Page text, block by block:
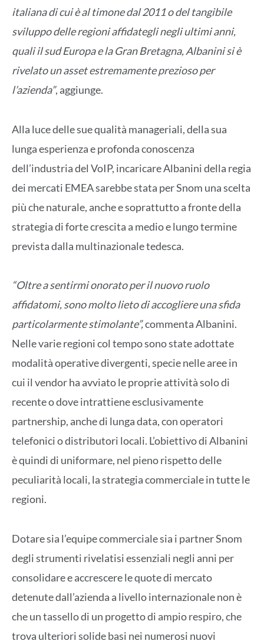
italiana di cui è al timone dal 2011 o del tangibile
sviluppo delle regioni affidategli negli ultimi anni,
quali il sud Europa e la Gran Bretagna, Albanini si è
rivelato un asset estremamente prezioso per
l’azienda”, aggiunge.
Alla luce delle sue qualità manageriali, della sua
lunga esperienza e profonda conoscenza
dell’industria del VoIP, incaricare Albanini della regia
dei mercati EMEA sarebbe stata per Snom una scelta
più che naturale, anche e soprattutto a fronte della
strategia di forte crescita a medio e lungo termine
prevista dalla multinazionale tedesca.
“Oltre a sentirmi onorato per il nuovo ruolo
affidatomi, sono molto lieto di accogliere una sfida
particolarmente stimolante”,commenta Albanini.
Nelle varie regioni col tempo sono state adottate
modalità operative divergenti, specie nelle aree in
cui il vendor ha avviato le proprie attività solo di
recente o dove intrattiene esclusivamente
partnership, anche di lunga data, con operatori
telefonici o distributori locali. L’obiettivo di Albanini
è quindi di uniformare, nel pieno rispetto delle
peculiarità locali, la strategia commerciale in tutte le
regioni.
Dotare sia l’equipe commerciale sia i partner Snom
degli strumenti rivelatisi essenziali negli anni per
consolidare e accrescere le quote di mercato
detenute dall’azienda a livello internazionale non è
che un tassello di un progetto di ampio respiro, che
trova ulteriori solide basi nei numerosi nuovi